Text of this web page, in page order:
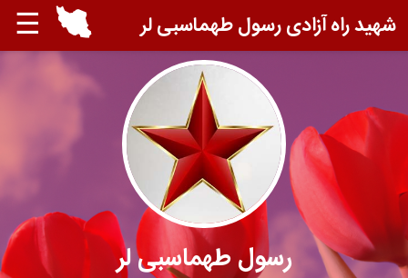
☰ شهید راه آزادی رسول طهماسبی لر
رسول طهماسبی لر